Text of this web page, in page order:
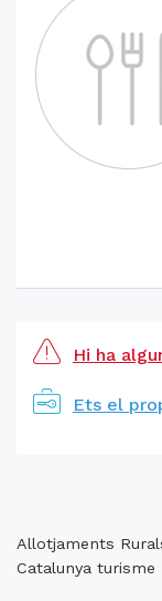
Hi ha
Ets el
Allotjaments
Catalunya turisme